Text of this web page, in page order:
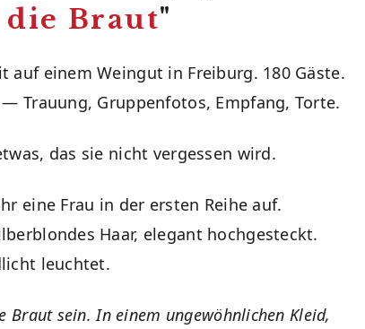
die Braut"
auf einem Weingut in Freiburg. 180 Gäste.
Trauung, Gruppenfotos, Empfang, Torte.
das sie nicht vergessen wird.
eine Frau in der ersten Reihe auf.
Haar, elegant hochgesteckt.
leuchtet.
Braut sein. In einem ungewöhnlichen Kleid,